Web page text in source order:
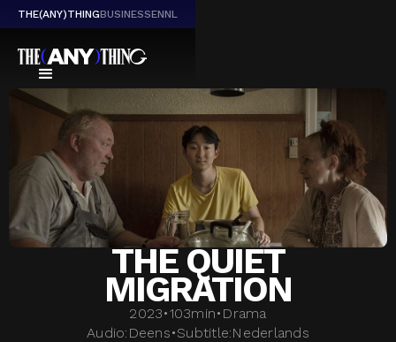
THE(ANY)THINGBUSINESSENNL
THE QUIET
MIGRATION
2023•103min• Drama
Audio: Deens•Subtitle:Nederlands